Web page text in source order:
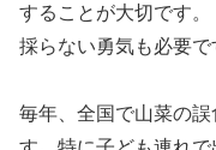
することが大切です。
採らない勇気も必要で
毎年、全国で山菜の